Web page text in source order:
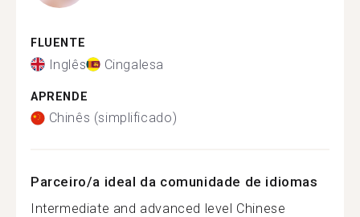
FLUENTE
Inglês Cingalesa
APRENDE
Chinês (simplificado)
Parceiro/a ideal da comunidade de idiomas
Intermediate and advanced level Chinese